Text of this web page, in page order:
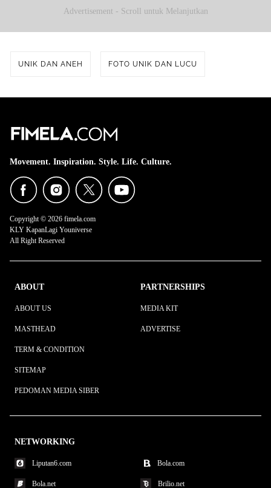
Advertisement - Scroll untuk Melanjutkan
UNIK DAN ANEH FOTO UNIK DAN LUCU
Movement. Inspiration. Style. Life. Culture.
Copyright © 2026 fimela.com
KLY KapanLagi Youniverse
All Right Reserved
ABOUT
ABOUT US
MASTHEAD
TERM & CONDITION
SITEMAP
PEDOMAN MEDIA SIBER
PARTNERSHIPS
MEDIA KIT
ADVERTISE
NETWORKING
Liputan6.com Bola.com
Bola.net Brilio.net